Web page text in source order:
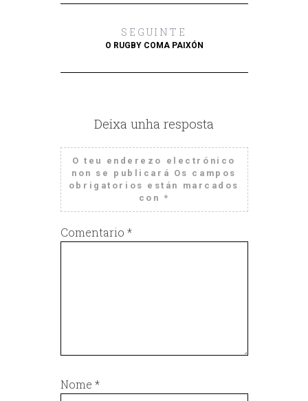
SEGUINTE
O RUGBY COMA PAIXÓN
Deixa unha resposta
O teu enderezo electrónico
non se publicará Os campos
obrigatorios están marcados
con *
Comentario *
Nome *